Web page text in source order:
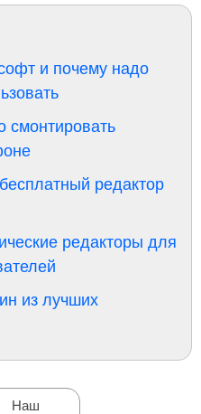
и почему надо
смонтировать
редактор
редакторы для
из лучших
Наш